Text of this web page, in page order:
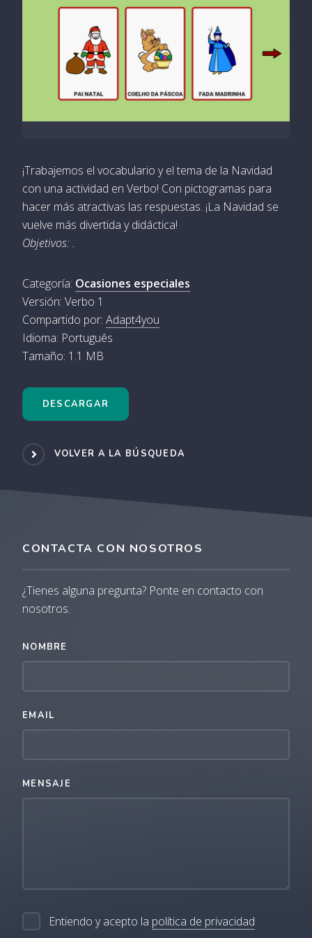
¡Trabajemos el vocabulario y el tema de la Navidad
con una actividad en Verbo! Con pictogramas para
hacer más atractivas las respuestas. ¡La Navidad se
vuelve más divertida y didáctica!
Objetivos: .
Categoría: Ocasiones especiales
Versión: Verbo 1
Compartido por: Adapt4you
Idioma: Português
Tamaño: 1.1 MB
DESCARGAR
VOLVER A LA BÚSQUEDA
CONTACTA CON NOSOTROS
¿Tienes alguna pregunta? Ponte en contacto con
nosotros.
NOMBRE
EMAIL
MENSAJE
Entiendo y acepto la política de privacidad